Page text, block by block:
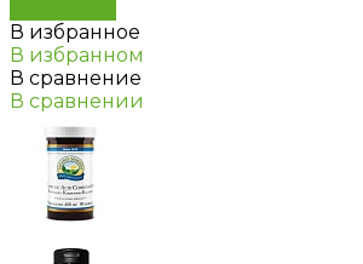
В избранное
В избранном
В сравнение
В сравнении